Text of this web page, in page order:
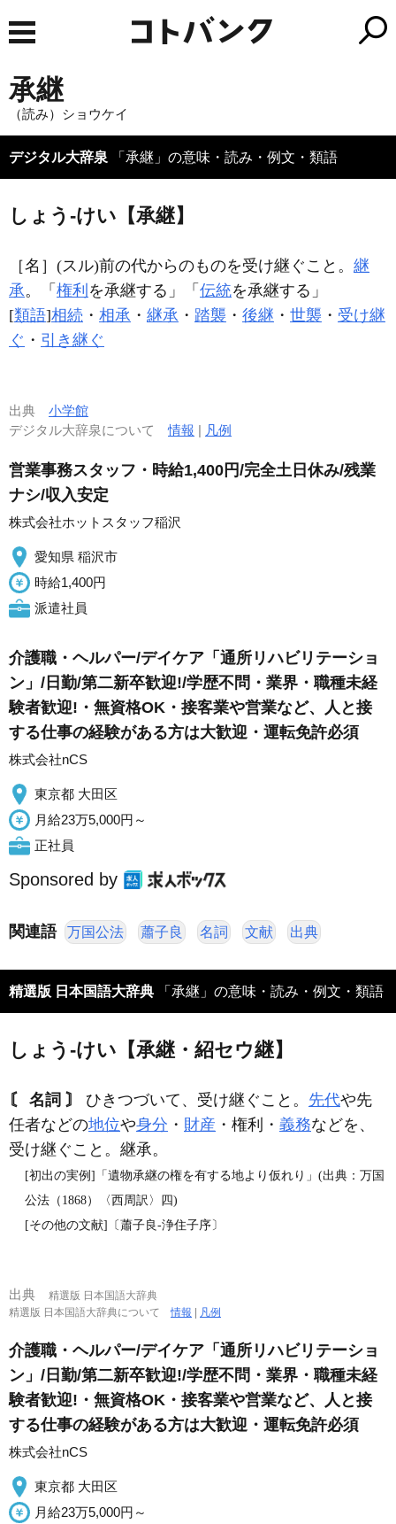
承継
（読み）ショウケイ
デジタル大辞泉 「承継」の意味・読み・例文・類語
しょう‐けい【承継】
［名］ (スル)前の代からのものを受け継ぐこと。 継
承。「 権利 を承継する」「 伝統を承継する」
[類語]相続 ・ 相承 ・ 継承 ・ 踏襲 ・ 後継 ・ 世襲 ・ 受け継
ぐ ・ 引き継ぐ
出典 小学館
デジタル大辞泉について情報 | 凡例
営業事務スタッフ・時給1,400円/完全土日休み/残業
ナシ/収入安定
株式会社ホットスタッフ稲沢
愛知県 稲沢市
時給1,400円
派遣社員
介護職・ヘルパー/デイケア「通所リハビリテーショ
ン」/日勤/第二新卒歓迎!/学歴不問・業界・職種未経
験者歓迎!・無資格OK・接客業や営業など、人と接
する仕事の経験がある方は大歓迎・運転免許必須
株式会社nCS
東京都 大田区
月給23万5,000円～
正社員
Sponsored by
関連語 万国公法 蕭子良 名詞 文献 出典
精選版 日本国語大辞典 「承継」の意味・読み・例文・類語
しょう‐けい【承継・紹セウ継】
〘 名詞 〙 ひきつづいて、受け継ぐこと。 先代や先
任者などの地位や身分 ・ 財産 ・権利・ 義務などを、
受け継ぐこと。継承。
[初出の実例]「遺物承継の権を有する地より仮れり」(出典：万国
公法（1868）〈西周訳〉四)
[その他の文献]〔蕭子良‐浄住子序〕
出典
精選版 日本国語大辞典
精選版 日本国語大辞典について情報 | 凡例
介護職・ヘルパー/デイケア「通所リハビリテーショ
ン」/日勤/第二新卒歓迎!/学歴不問・業界・職種未経
験者歓迎!・無資格OK・接客業や営業など、人と接
する仕事の経験がある方は大歓迎・運転免許必須
株式会社nCS
東京都 大田区
月給23万5,000円～